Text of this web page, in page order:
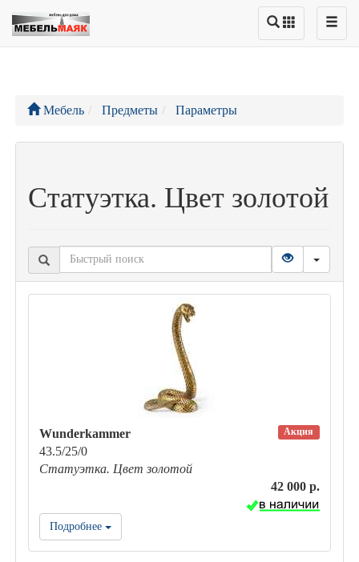
Мебель Предметы Параметры
Статуэтка. Цвет золотой
Акция
Wunderkammer
43.5/25/0
Статуэтка. Цвет золотой
42 000 р.
Подробнее